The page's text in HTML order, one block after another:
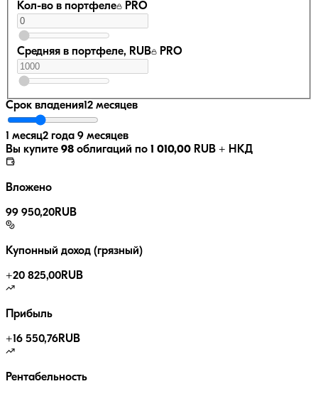
Кол-во в портфеле PRO
Средняя в портфеле, RUB PRO
Срок владения12 месяцев
1 месяц2 года 9 месяцев
Вы купите 98 облигаций по 1 010,00 RUB + НКД
Вложено
99 950,20RUB
Купонный доход (грязный)
+20 825,00RUB
Прибыль
+16 550,76RUB
Рентабельность